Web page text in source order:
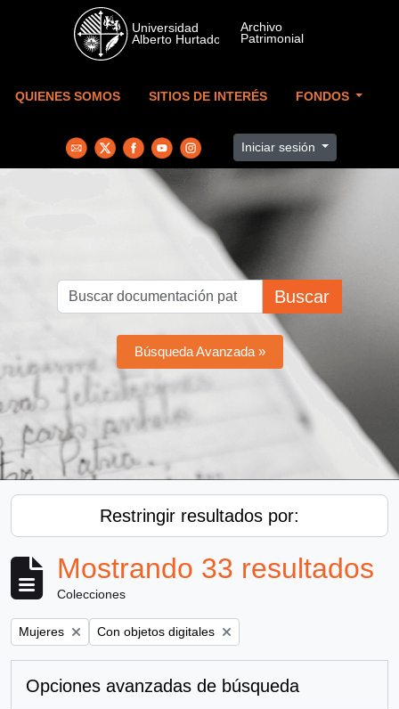
Skip to main content
QUIENES SOMOS SITIOS DE INTERÉS FONDOS
Iniciar sesión
Buscar
Búsqueda Avanzada »
Restringir resultados por:
Mostrando 33 resultados
Colecciones
Remove filter:
Mujeres Remove filter:
Con objetos digitales
Opciones avanzadas de búsqueda